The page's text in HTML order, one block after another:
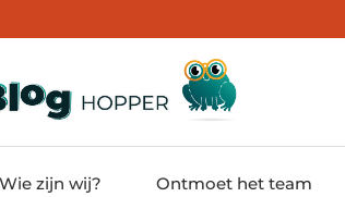
Wie zijn wij? Ontmoet het team